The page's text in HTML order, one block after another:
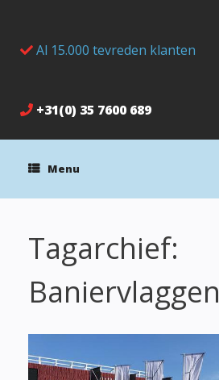
Al 15.000 tevreden klanten
+31(0) 35 7600 689
Menu
Tagarchief:
Baniervlaggen